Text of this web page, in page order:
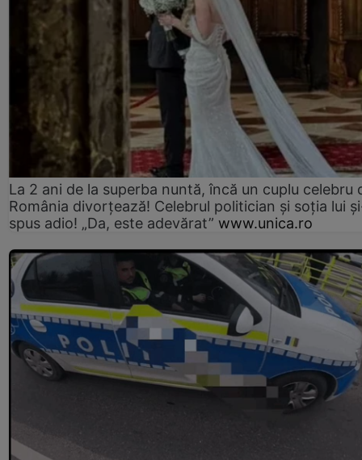
La 2 ani de la superba nuntă, încă un cuplu celebru
România divorțează! Celebrul politician și soția lui
spus adio! „Da, este adevărat” www.unica.ro